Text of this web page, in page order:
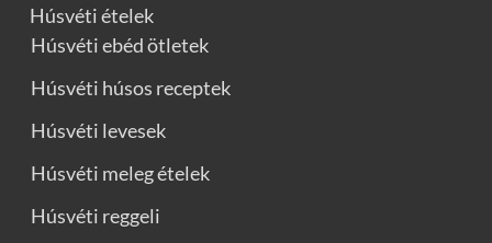
Húsvéti ételek
Húsvéti ebéd ötletek
Húsvéti húsos receptek
Húsvéti levesek
Húsvéti meleg ételek
Húsvéti reggeli